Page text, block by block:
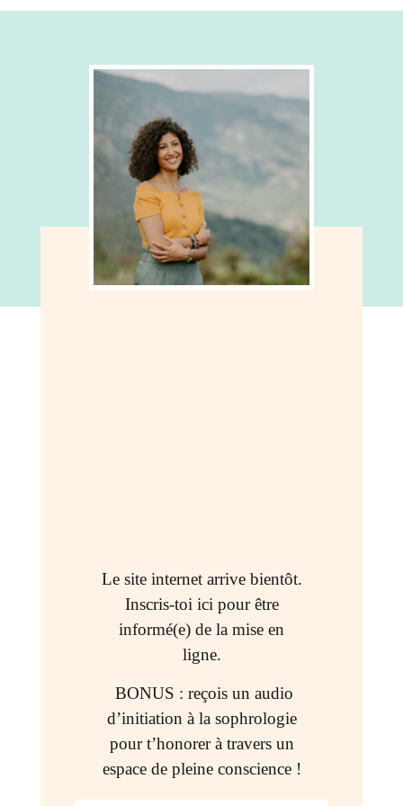
Le site internet arrive bientôt.
Inscris-toi ici pour être
informé(e) de la mise en
ligne.
BONUS : reçois un audio
d’initiation à la sophrologie
pour t’honorer à travers un
espace de pleine conscience !